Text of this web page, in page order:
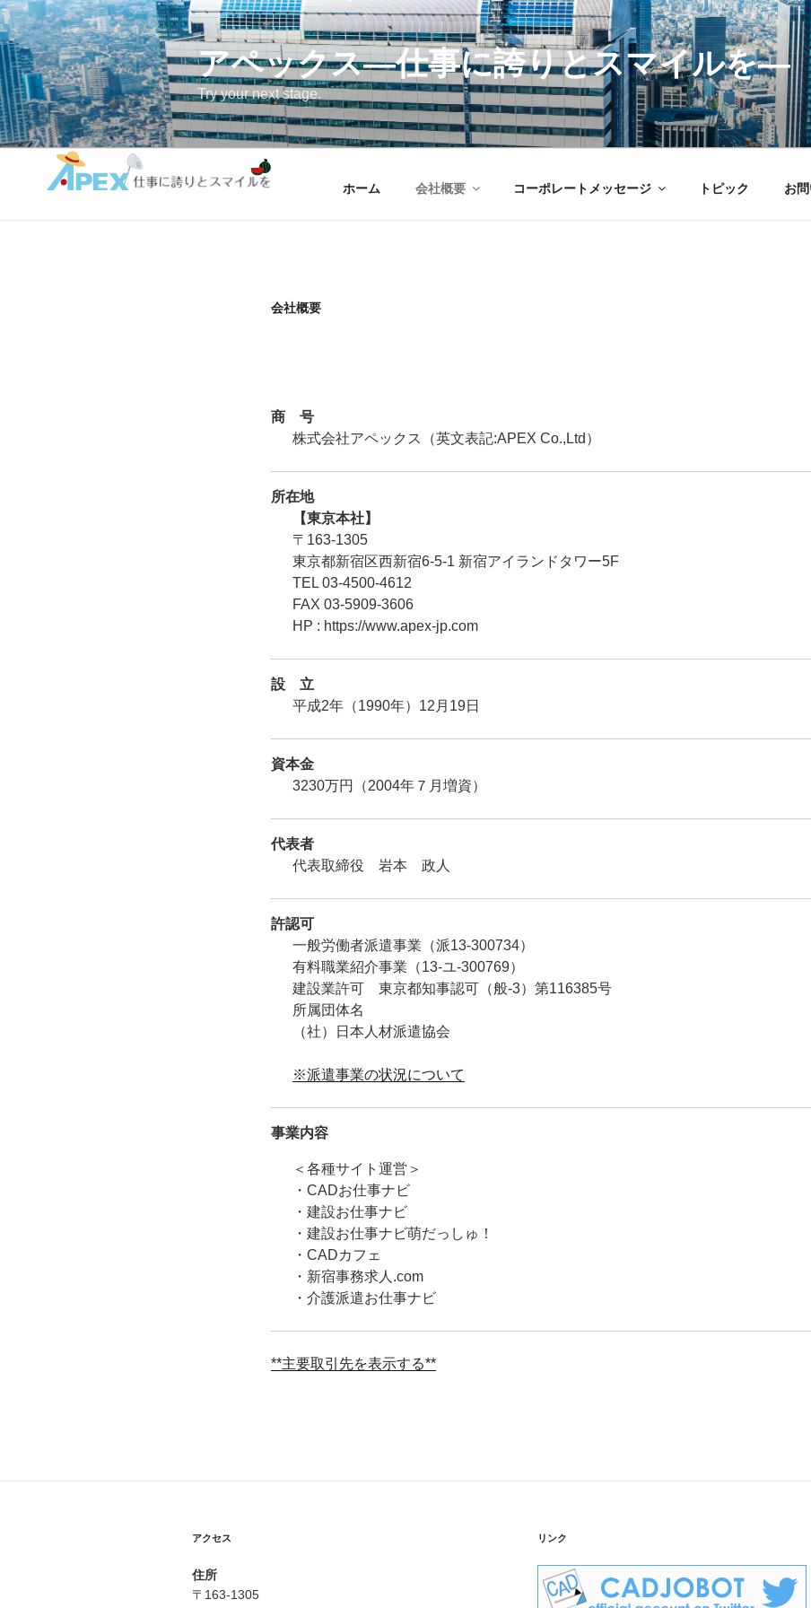
コ
ン
テ
ン
ツ
へ
ス
アペックス―仕事に誇りとスマイルを―
Try your next stage.
ホーム 会社概要 コーポレートメッセージ トピック お
会社概要
商 号
株式会社アペックス（英文表記:APEX Co.,Ltd）
所在地
【東京本社】
〒163-1305
東京都新宿区西新宿6-5-1 新宿アイランドタワー5F
TEL 03-4500-4612
FAX 03-5909-3606
HP : https://www.apex-jp.com
設 立
平成2年（1990年）12月19日
資本金
3230万円（2004年７月増資）
代表者
代表取締役 岩本 政人
許認可
一般労働者派遣事業（派13-300734）
有料職業紹介事業（13-ユ-300769）
建設業許可 東京都知事認可（般-3）第116385号
所属団体名
（社）日本人材派遣協会
※派遣事業の状況について
事業内容
＜各種サイト運営＞
・CADお仕事ナビ
・建設お仕事ナビ
・建設お仕事ナビ萌だっしゅ！
・CADカフェ
・新宿事務求人.com
・介護派遣お仕事ナビ
**主要取引先を表示する**
アクセス
住所
〒163-1305
リンク